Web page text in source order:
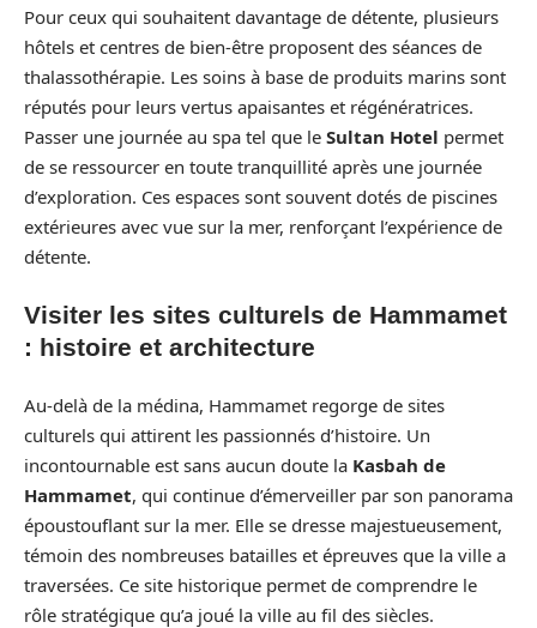
Pour ceux qui souhaitent davantage de détente, plusieurs
hôtels et centres de bien-être proposent des séances de
thalassothérapie. Les soins à base de produits marins sont
réputés pour leurs vertus apaisantes et régénératrices.
Passer une journée au spa tel que le Sultan Hotel permet
de se ressourcer en toute tranquillité après une journée
d’exploration. Ces espaces sont souvent dotés de piscines
extérieures avec vue sur la mer, renforçant l’expérience de
détente.
Visiter les sites culturels de Hammamet
: histoire et architecture
Au-delà de la médina, Hammamet regorge de sites
culturels qui attirent les passionnés d’histoire. Un
incontournable est sans aucun doute la Kasbah de
Hammamet, qui continue d’émerveiller par son panorama
époustouflant sur la mer. Elle se dresse majestueusement,
témoin des nombreuses batailles et épreuves que la ville a
traversées. Ce site historique permet de comprendre le
rôle stratégique qu’a joué la ville au fil des siècles.